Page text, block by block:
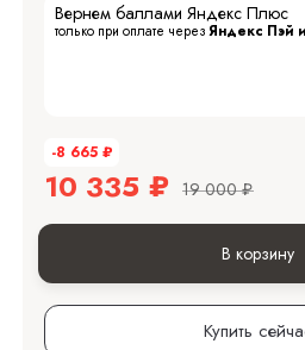
Вернем баллами Яндекс Плюс
только при оплате черезЯндекс Пэй
-8 665 ₽
10 335 ₽ 19 000 ₽
В корзину
Купить